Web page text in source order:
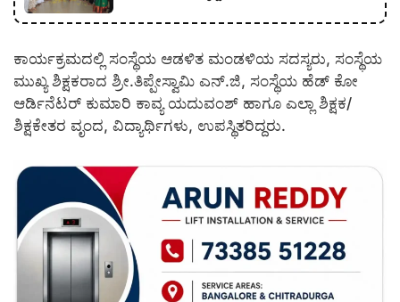
ಕಾರ್ಯಕ್ರಮದಲ್ಲಿ ಸಂಸ್ಥೆಯ ಆಡಳಿತ ಮಂಡಳಿಯ ಸದಸ್ಯರು, ಸಂಸ್ಥೆಯ
ಮುಖ್ಯ ಶಿಕ್ಷಕರಾದ ಶ್ರೀ.ತಿಪ್ಪೇಸ್ವಾಮಿ ಎನ್.ಜಿ, ಸಂಸ್ಥೆಯ ಹೆಡ್ ಕೋ
ಆರ್ಡಿನೆಟರ್ ಕುಮಾರಿ ಕಾವ್ಯ ಯದುವಂಶ್ ಹಾಗೂ ಎಲ್ಲಾ ಶಿಕ್ಷಕ/
ಶಿಕ್ಷಕೇತರ ವೃಂದ, ವಿದ್ಯಾರ್ಥಿಗಳು, ಉಪಸ್ಥಿತರಿದ್ದರು.